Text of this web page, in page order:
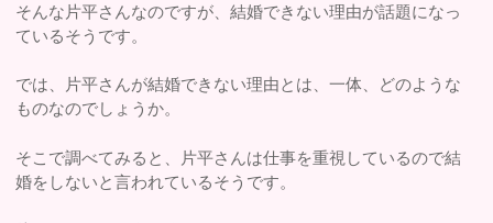
そんな片平さんなのですが、結婚できない理由が話題になっ
ているそうです。
では、片平さんが結婚できない理由とは、一体、どのような
ものなのでしょうか。
そこで調べてみると、片平さんは仕事を重視しているので結
婚をしないと言われているそうです。